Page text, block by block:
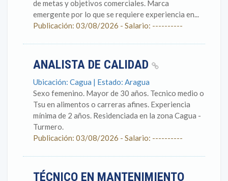
de metas y objetivos comerciales. Marca
emergente por lo que se requiere experiencia en...
Publicación: 03/08/2026 - Salario: ----------
ANALISTA DE CALIDAD
Ubicación: Cagua | Estado: Aragua
Sexo femenino. Mayor de 30 años. Tecnico medio o
Tsu en alimentos o carreras afines. Experiencia
mínima de 2 años. Residenciada en la zona Cagua -
Turmero.
Publicación: 03/08/2026 - Salario: ----------
TÉCNICO EN MANTENIMIENTO